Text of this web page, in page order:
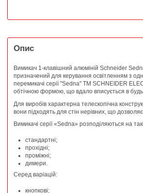
Опис
Вимикач 1-клавішний алюміній Schneider
призначений для керування освітленням з
перемикачі серії "Sedna" ТМ SCHNEIDER
обтічною формою, що вдало вписується в
Для виробів характерна телескопічна
вони підходять для стін нерівних, що дозволяє
Вимикачі серії «Sedna» розподіляються на
стандартні;
прохідні;
проміжні;
димери.
Серед варіацій:
кнопкові;